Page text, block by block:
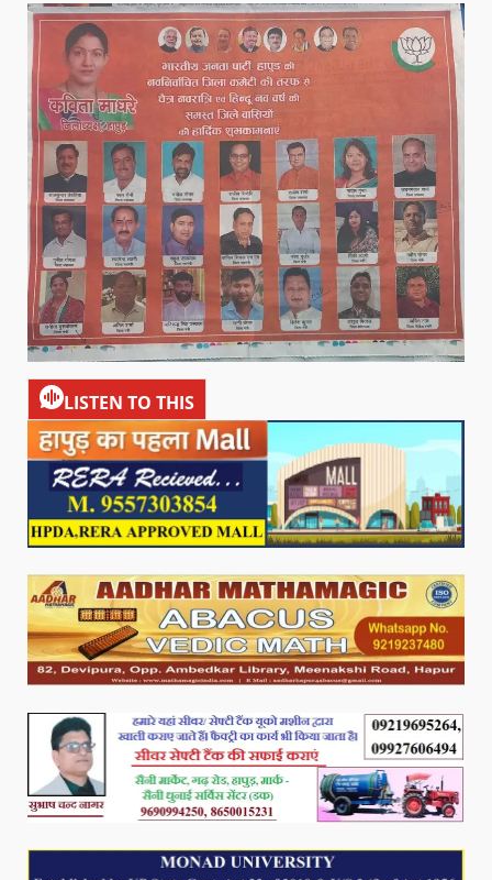
LISTEN TO THIS